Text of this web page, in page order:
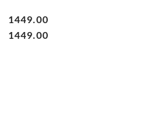
Cena:
1449.00
Cena:
1449.00